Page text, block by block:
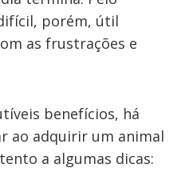
porém, útil
as frustrações e
benefícios, há
ao adquirir um animal
a algumas dicas: